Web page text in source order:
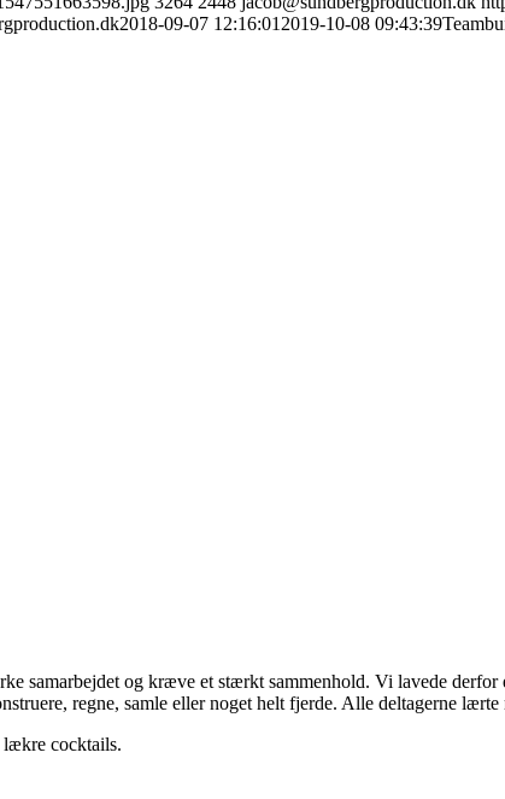
2018-09-07 12:16:01 2019-10-08 09:43:39
samarbejdet og kræve et stærkt sammenhold. Vi lavede
regne, samle eller noget helt fjerde. Alle deltagerne
cocktails.